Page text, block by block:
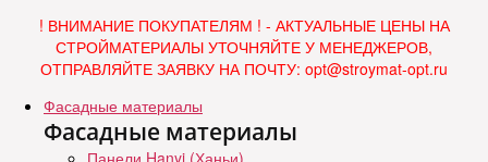
! ВНИМАНИЕ ПОКУПАТЕЛЯМ ! - АКТУАЛЬНЫЕ ЦЕНЫ НА
СТРОЙМАТЕРИАЛЫ УТОЧНЯЙТЕ У МЕНЕДЖЕРОВ,
ОТПРАВЛЯЙТЕ ЗАЯВКУ НА ПОЧТУ: opt@stroymat-opt.ru
Фасадные материалы
Фасадные материалы
Панели Hanyi (Ханьи)